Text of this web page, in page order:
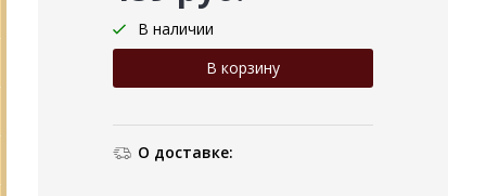
В наличии
О доставке: